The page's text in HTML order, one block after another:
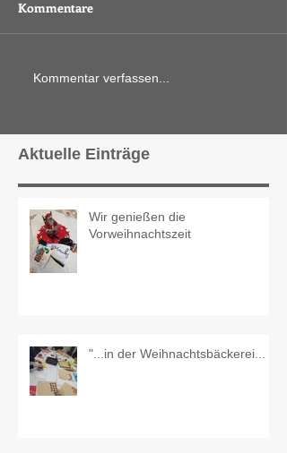
Kommentare
Kommentar verfassen...
Aktuelle Einträge
Wir genießen die
Vorweihnachtszeit
"...in der Weihnachtsbäckerei...